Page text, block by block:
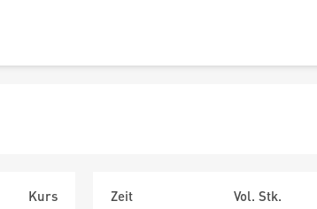
Kurs
Zeit Vol. Stk.